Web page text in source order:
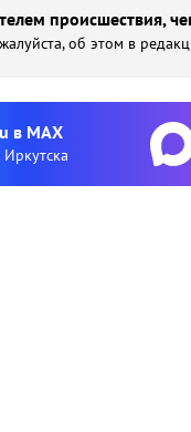
происшествия,
об этом в
в MAX